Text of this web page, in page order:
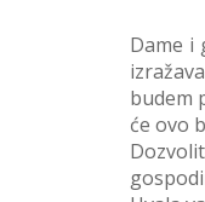
Dame i
budem
će ovo